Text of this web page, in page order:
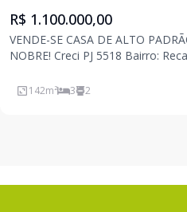
R$ 1.100.000,00
VENDE-SE CASA DE ALTO
NOBRE! Creci PJ 5518 Bairro: Recanto das Colinas,
dormitórios, sendo 1 suíte, ampla
ambientes, cozinha integrada,
142m² 3 2